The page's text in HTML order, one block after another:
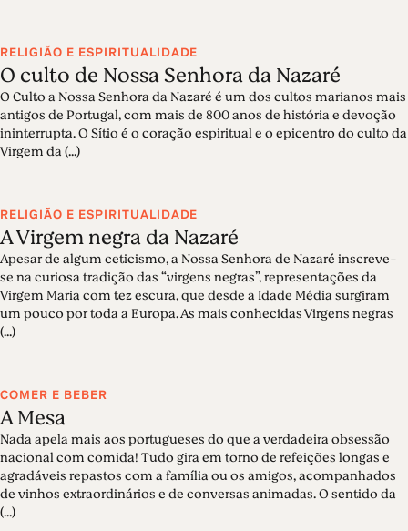
RELIGIÃO E ESPIRITUALIDADE
O culto de Nossa Senhora da Nazaré
O Culto a Nossa Senhora da Nazaré é um dos cultos marianos mais
antigos de Portugal, com mais de 800 anos de história e devoção
ininterrupta. O Sítio é o coração espiritual e o epicentro do culto da
Virgem da (...)
RELIGIÃO E ESPIRITUALIDADE
A Virgem negra da Nazaré
Apesar de algum ceticismo, a Nossa Senhora de Nazaré inscreve-
se na curiosa tradição das “virgens negras”, representações da
Virgem Maria com tez escura, que desde a Idade Média surgiram
um pouco por toda a Europa. As mais conhecidas Virgens negras
(...)
COMER E BEBER
A Mesa
Nada apela mais aos portugueses do que a verdadeira obsessão
nacional com comida! Tudo gira em torno de refeições longas e
agradáveis repastos com a família ou os amigos, acompanhados
de vinhos extraordinários e de conversas animadas. O sentido da
(...)